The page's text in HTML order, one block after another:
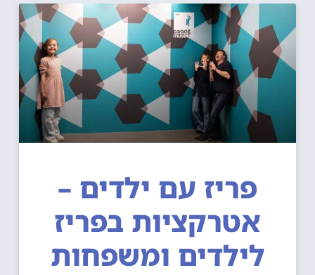
פריז עם ילדים –
אטרקציות בפריז
לילדים ומשפחות